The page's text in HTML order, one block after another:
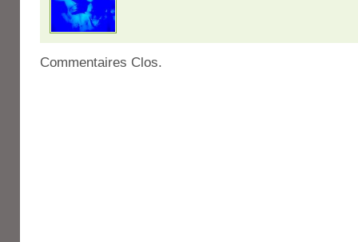
Commentaires Clos.